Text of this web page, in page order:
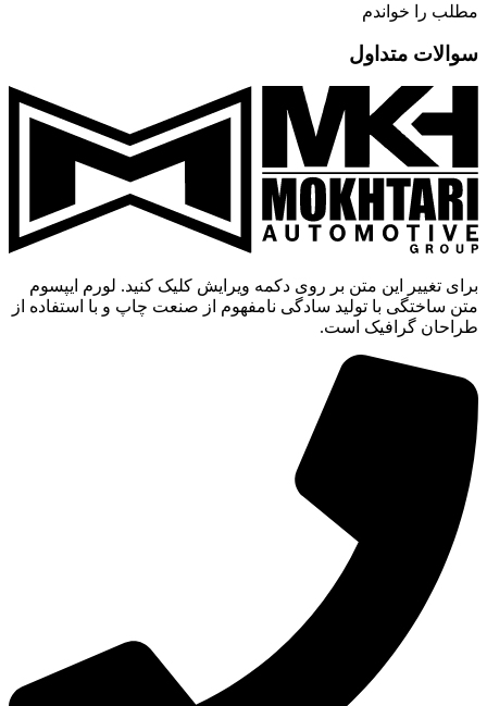
مطلب را خواندم
سوالات متداول
برای تغییر این متن بر روی دکمه ویرایش کلیک کنید. لورم ایپسوم
متن ساختگی با تولید سادگی نامفهوم از صنعت چاپ و با استفاده از
طراحان گرافیک است.